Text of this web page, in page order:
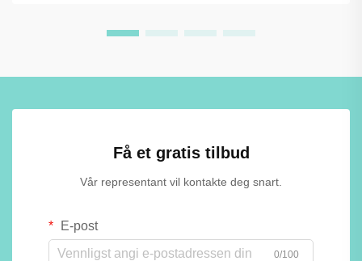
Få et gratis tilbud
Vår representant vil kontakte deg snart.
E-post
0/100